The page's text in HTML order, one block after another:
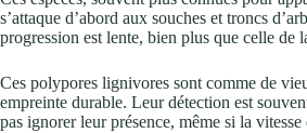
s’attaque d’abord aux souches et troncs
progression est lente, bien plus que celle de
Ces polypores lignivores sont comme de
empreinte durable. Leur détection est
pas ignorer leur présence, même si la